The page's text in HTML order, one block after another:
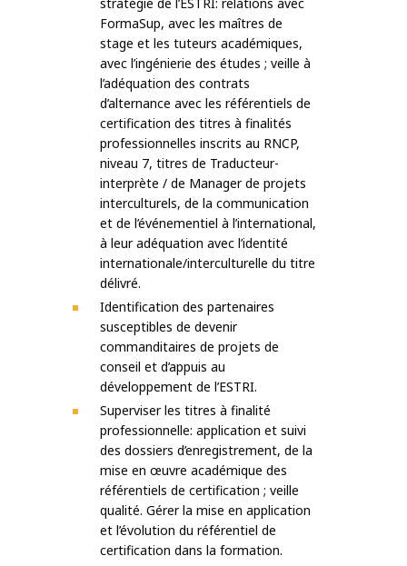
FormaSup, avec les maîtres de
stage et les tuteurs académiques,
avec l’ingénierie des études ; veille à
l’adéquation des contrats
d’alternance avec les référentiels de
certification des titres à finalités
professionnelles inscrits au RNCP,
niveau 7, titres de Traducteur-
interprète / de Manager de projets
interculturels, de la communication
et de l’événementiel à l’international,
à leur adéquation avec l’identité
internationale/interculturelle du titre
délivré.
Identification des partenaires
susceptibles de devenir
commanditaires de projets de
conseil et d’appuis au
développement de l’ESTRI.
Superviser les titres à finalité
professionnelle: application et suivi
des dossiers d’enregistrement, de la
mise en œuvre académique des
référentiels de certification ; veille
qualité. Gérer la mise en application
et l’évolution du référentiel de
certification dans la formation.